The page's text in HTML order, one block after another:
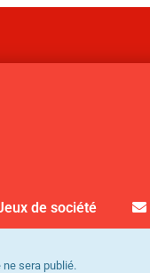
de société
sera publié.